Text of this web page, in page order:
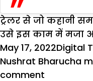
ट्रेलर से जो कहानी
उसे इस काम में मजा
Posted
on
May 17, 2022Author
Digital
Nushrat Bharucha
comment